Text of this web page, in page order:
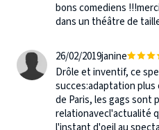
bons comediens
dans un théâtre de
26/02/2019janine
Drôle et inventif, ce
succes:adaptation plus
de Paris, les gags sont
relationavecl'actualité